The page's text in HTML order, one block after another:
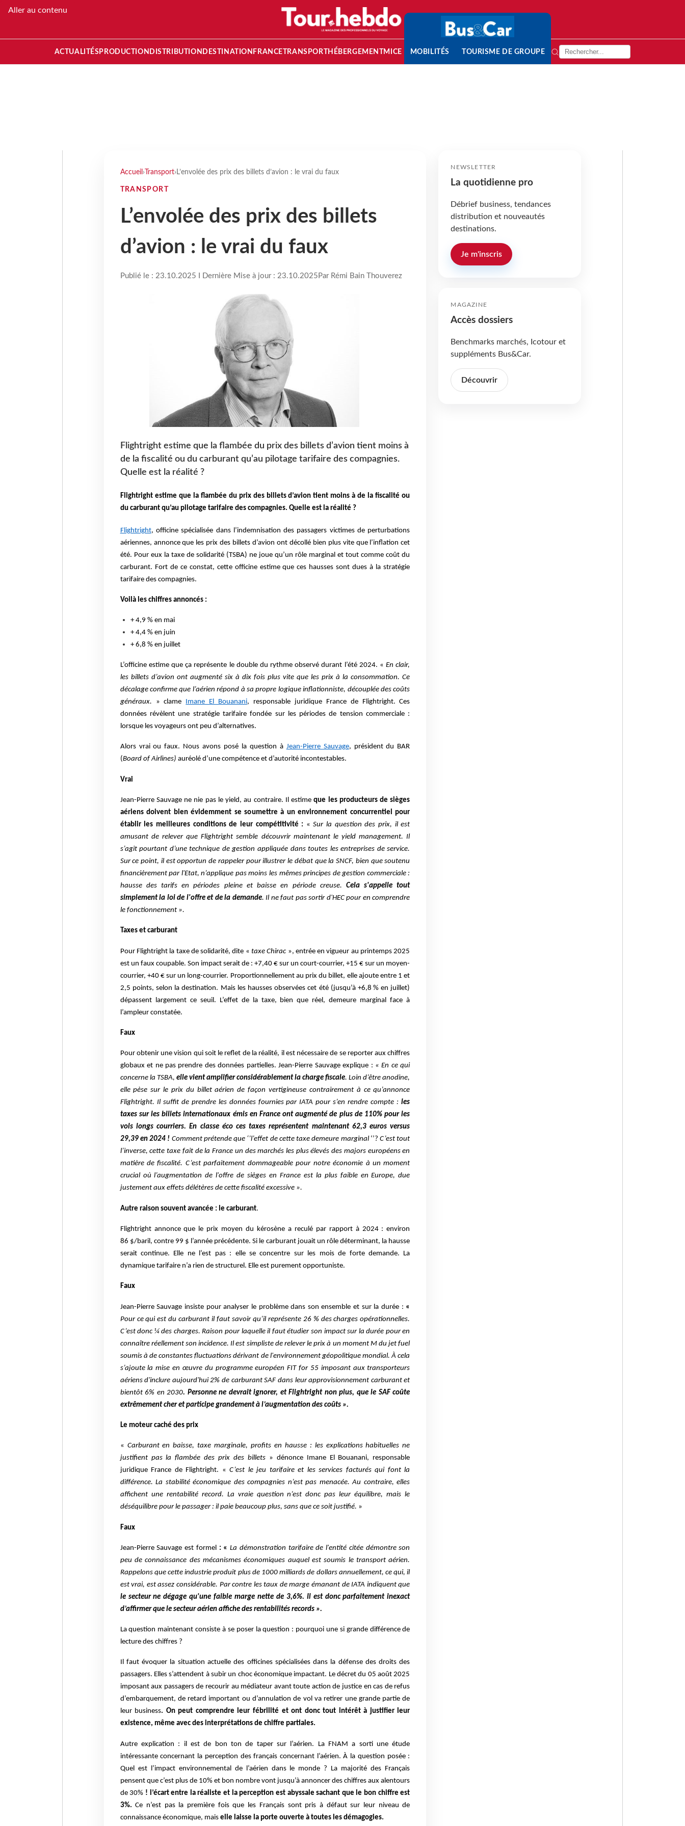
Aller au contenu
ACTUALITÉS PRODUCTION DISTRIBUTION DESTINATION FRANCETRANSPORT HÉBERGEMENTMICE MOBILITÉS TOURISME DE GROUPE
Accueil › Transport› L’envolée des prix des billets d’avion : le vrai du faux
TRANSPORT
L’envolée des prix des billets
d’avion : le vrai du faux
Publié le : 23.10.2025 I Dernière Mise à jour : 23.10.2025 Par Rémi Bain Thouverez
Flightright estime que la flambée du prix des billets d’avion tient moins à
de la fiscalité ou du carburant qu’au pilotage tarifaire des compagnies.
Quelle est la réalité ?
Flightright estime que la flambée du prix des billets d’avion tient moins à de la fiscalité ou
du carburant qu’au pilotage tarifaire des compagnies. Quelle est la réalité ?
Flightright, officine spécialisée dans l’indemnisation des passagers victimes de perturbations
aériennes, annonce que les prix des billets d’avion ont décollé bien plus vite que l’inflation cet
été. Pour eux la taxe de solidarité (TSBA) ne joue qu’un rôle marginal et tout comme coût du
carburant. Fort de ce constat, cette officine estime que ces hausses sont dues à la stratégie
tarifaire des compagnies.
Voilà les chiffres annoncés :
+ 4,9 % en mai
+ 4,4 % en juin
+ 6,8 % en juillet
L’officine estime que ça représente le double du rythme observé durant l’été 2024. «En clair,
les billets d’avion ont augmenté six à dix fois plus vite que les prix à la consommation. Ce
décalage confirme que l’aérien répond à sa propre logique inflationniste, découplée des coûts
généraux. » clame Imane El Bouanani, responsable juridique France de Flightright. Ces
données révèlent une stratégie tarifaire fondée sur les périodes de tension commerciale :
lorsque les voyageurs ont peu d’alternatives.
Alors vrai ou faux. Nous avons posé la question à Jean-Pierre Sauvage, président du BAR
(Board of Airlines) auréolé d’une compétence et d’autorité incontestables.
Vrai
Jean-Pierre Sauvage ne nie pas le yield, au contraire. Il estimeque les producteurs de sièges
aériens doivent bien évidemment se soumettre à un environnement concurrentiel pour
établir les meilleures conditions de leur compétitivité : «Sur la question des prix, il est
amusant de relever que Flightright semble découvrir maintenant le yield management. Il
s’agit pourtant d’une technique de gestion appliquée dans toutes les entreprises de service.
Sur ce point, il est opportun de rappeler pour illustrer le débat que la SNCF, bien que soutenu
financièrement par l'Etat, n’applique pas moins les mêmes principes de gestion commerciale :
hausse des tarifs en périodes pleine et baisse en période creuse. Cela s'appelle tout
simplement la loi de l'offre et de la demande. Il ne faut pas sortir d'HEC pour en comprendre
le fonctionnement ».
Taxes et carburant
Pour Flightright la taxe de solidarité, dite « taxe Chirac », entrée en vigueur au printemps 2025
est un faux coupable. Son impact serait de : +7,40 € sur un court-courrier, +15 € sur un moyen-
courrier, +40 € sur un long-courrier. Proportionnellement au prix du billet, elle ajoute entre 1 et
2,5 points, selon la destination. Mais les hausses observées cet été (jusqu’à +6,8 % en juillet)
dépassent largement ce seuil. L’effet de la taxe, bien que réel, demeure marginal face à
l’ampleur constatée.
Faux
Pour obtenir une vision qui soit le reflet de la réalité, il est nécessaire de se reporter aux chiffres
globaux et ne pas prendre des données partielles. Jean-Pierre Sauvage explique : « En ce qui
concerne la TSBA, elle vient amplifier considérablement la charge fiscale. Loin d’être anodine,
elle pèse sur le prix du billet aérien de façon vertigineuse contrairement à ce qu’annonce
Flightright. Il suffit de prendre les données fournies par IATA pour s’en rendre compte :les
taxes sur les billets internationaux émis en France ont augmenté de plus de 110% pour les
vols longs courriers. En classe éco ces taxes représentent maintenant 62,3 euros versus
29,39 en 2024 ! Comment prétende que ‘’l’effet de cette taxe demeure marginal‘’?C’est tout
l’inverse, cette taxe fait de la France un des marchés les plus élevés des majors européens en
matière de fiscalité. C’est parfaitement dommageable pour notre économie à un moment
crucial où l’augmentation de l'offre de sièges en France est la plus faible en Europe, due
justement aux effets délétères de cette fiscalité excessive ».
Autre raison souvent avancée : le carburant.
Flightright annonce que le prix moyen du kérosène a reculé par rapport à 2024 : environ
86 $/baril, contre 99 $ l’année précédente. Si le carburant jouait un rôle déterminant, la hausse
serait continue. Elle ne l’est pas : elle se concentre sur les mois de forte demande. La
dynamique tarifaire n’a rien de structurel. Elle est purement opportuniste.
Faux
Jean-Pierre Sauvage insiste pour analyser le problème dans son ensemble et sur la durée : «
Pour ce qui est du carburant il faut savoir qu’il représente 26 % des charges opérationnelles.
C’est donc ¼ des charges. Raison pour laquelle il faut étudier son impact sur la durée pour en
connaître réellement son incidence. Il est simpliste de relever le prix à un moment M du jet fuel
soumis à de constantes fluctuations dérivant de l'environnement géopolitique mondial. À cela
s’ajoute la mise en œuvre du programme européen FIT for 55 imposant aux transporteurs
aériens d'inclure aujourd'hui 2% de carburant SAF dans leur approvisionnement carburant et
bientôt 6% en 2030. Personne ne devrait ignorer, et Flightright non plus, que le SAF coûte
extrêmement cher et participe grandement à l’augmentation des coûts ».
Le moteur caché des prix
« Carburant en baisse, taxe marginale, profits en hausse : les explications habituelles ne
justifient pas la flambée des prix des billets» dénonce Imane El Bouanani, responsable
juridique France de Flightright. « C’est le jeu tarifaire et les services facturés qui font la
différence. La stabilité économique des compagnies n’est pas menacée. Au contraire, elles
affichent une rentabilité record. La vraie question n’est donc pas leur équilibre, mais le
déséquilibre pour le passager : il paie beaucoup plus, sans que ce soit justifié. »
Faux
Jean-Pierre Sauvage est formel : «La démonstration tarifaire de l'entité citée démontre son
peu de connaissance des mécanismes économiques auquel est soumis le transport aérien.
Rappelons que cette industrie produit plus de 1000 milliards de dollars annuellement, ce qui, il
est vrai, est assez considérable. Par contre les taux de marge émanant de IATA indiquent que
le secteur ne dégage qu'une faible marge nette de 3,6%. Il est donc parfaitement inexact
d’affirmer que le secteur aérien affiche des rentabilités records ».
La question maintenant consiste à se poser la question : pourquoi une si grande différence de
lecture des chiffres ?
Il faut évoquer la situation actuelle des officines spécialisées dans la défense des droits des
passagers. Elles s’attendent à subir un choc économique impactant. Le décret du 05 août 2025
imposant aux passagers de recourir au médiateur avant toute action de justice en cas de refus
d’embarquement, de retard important ou d’annulation de vol va retirer une grande partie de
leur business. On peut comprendre leur fébrilité et ont donc tout intérêt à justifier leur
existence, même avec des interprétations de chiffre partiales.
Autre explication : il est de bon ton de taper sur l’aérien. La FNAM a sorti une étude
intéressante concernant la perception des français concernant l’aérien. À la question posée :
Quel est l’impact environnemental de l’aérien dans le monde ? La majorité des Français
pensent que c’est plus de 10% et bon nombre vont jusqu’à annoncer des chiffres aux alentours
de 30% ! l’écart entre la réaliste et la perception est abyssale sachant que le bon chiffre est
3%.Ce n’est pas la première fois que les Français sont pris à défaut sur leur niveau de
connaissance économique, mais elle laisse la porte ouverte à toutes les démagogies.
NEWSLETTER
La quotidienne pro
Débrief business, tendances
distribution et nouveautés
destinations.
Je m'inscris
MAGAZINE
Accès dossiers
Benchmarks marchés, Icotour et
suppléments Bus&Car.
Découvrir